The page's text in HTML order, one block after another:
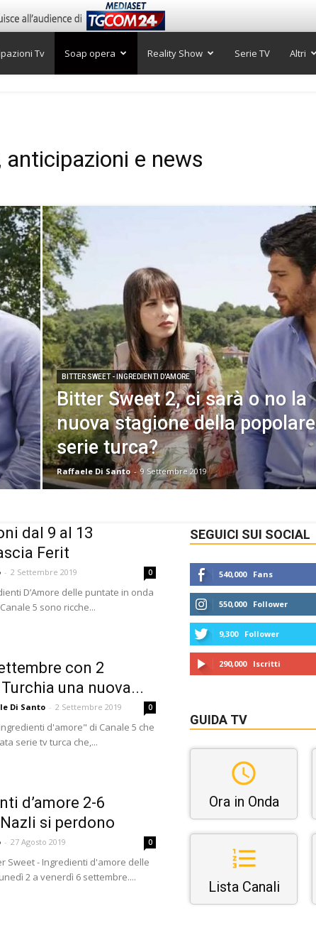
Tv Soap opera Reality Show Serie TV Altri
e news
BITTER SWEET - INGREDIENTI D'AMORE
Bitter Sweet 2, ci sarà o no la
nuova stagione della popolare
serie turca?
Raffaele Di Santo - 9 Settembre 2019
dal 9 al 13
Ferit
- 2 Settembre 2019 0
D’Amore delle puntate in onda
5 sono ricche...
con 2
una nuova...
Di Santo - 2 Settembre 2019 0
d'amore" di Canale 5 che
serie tv turca che,...
d’amore 2-6
si perdono
- 27 Agosto 2019 0
Sweet - Ingredienti d'amore delle
2 a venerdì 6 settembre....
SEGUICI SUI SOCIAL
540,000 Fans
550,000 Follower
9,300 Follower
290,000 Iscritti
GUIDA TV
Ora in Onda
Lista Canali